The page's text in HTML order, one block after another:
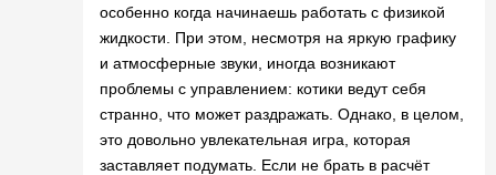
особенно когда начинаешь работать с физикой
жидкости. При этом, несмотря на яркую графику
и атмосферные звуки, иногда возникают
проблемы с управлением: котики ведут себя
странно, что может раздражать. Однако, в целом,
это довольно увлекательная игра, которая
заставляет подумать. Если не брать в расчёт